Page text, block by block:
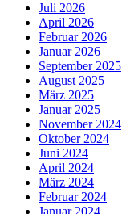
Juli 2026
April 2026
Februar 2026
Januar 2026
September 2025
August 2025
März 2025
Januar 2025
November 2024
Oktober 2024
Juni 2024
April 2024
März 2024
Februar 2024